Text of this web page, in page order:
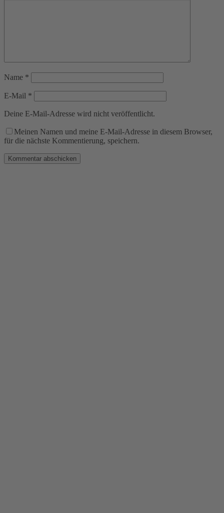
Name *
E-Mail *
Deine E-Mail-Adresse wird nicht veröffentlicht.
Meinen Namen und meine E-Mail-Adresse in diesem Browser,
für die nächste Kommentierung, speichern.